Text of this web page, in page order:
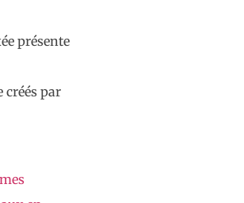
présente
créés par